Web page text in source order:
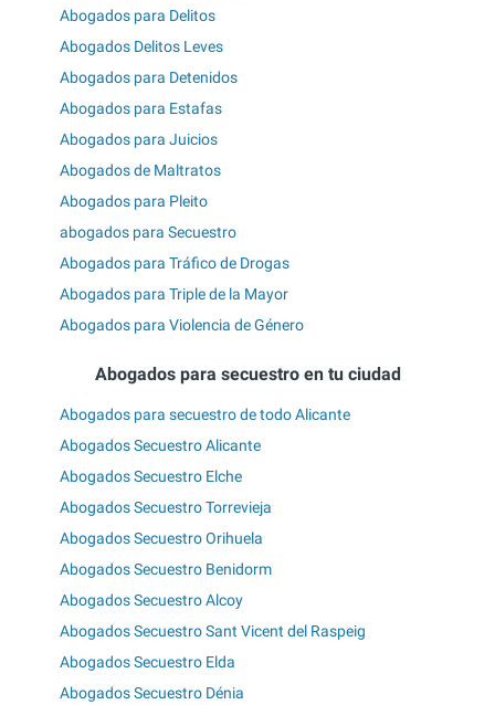
Abogados para Delitos
Abogados Delitos Leves
Abogados para Detenidos
Abogados para Estafas
Abogados para Juicios
Abogados de Maltratos
Abogados para Pleito
abogados para Secuestro
Abogados para Tráfico de Drogas
Abogados para Triple de la Mayor
Abogados para Violencia de Género
Abogados para secuestro en tu ciudad
Abogados para secuestro de todo Alicante
Abogados Secuestro Alicante
Abogados Secuestro Elche
Abogados Secuestro Torrevieja
Abogados Secuestro Orihuela
Abogados Secuestro Benidorm
Abogados Secuestro Alcoy
Abogados Secuestro Sant Vicent del Raspeig
Abogados Secuestro Elda
Abogados Secuestro Dénia